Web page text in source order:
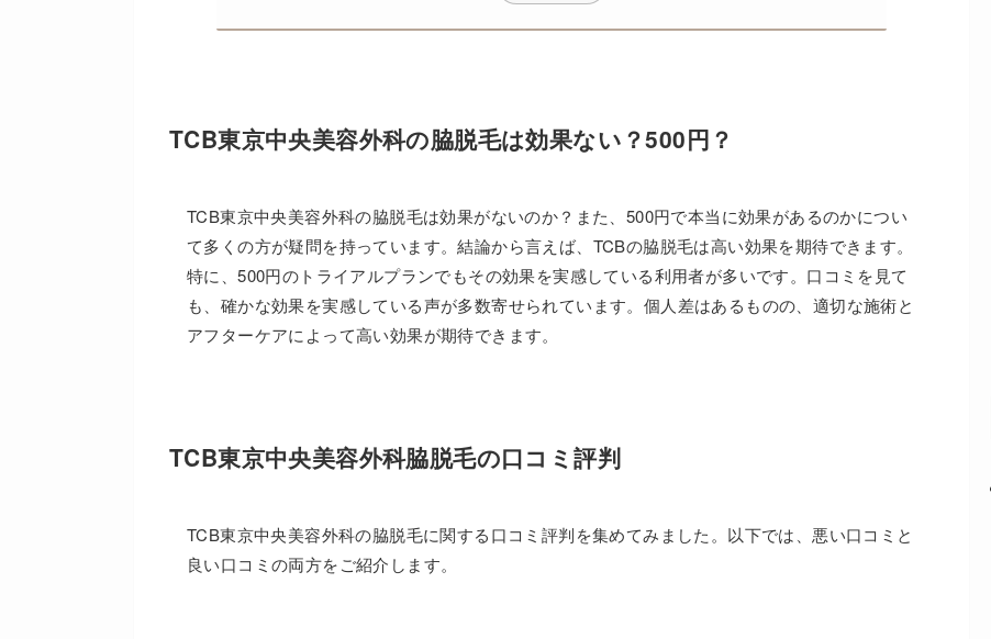
TCB東京中央美容外科の脇脱毛は効果ない？500円？
TCB東京中央美容外科の脇脱毛は効果がないのか？また、500円で本当に効果があるのかについ
て多くの方が疑問を持っています。結論から言えば、TCBの脇脱毛は高い効果を期待できます。
特に、500円のトライアルプランでもその効果を実感している利用者が多いです。口コミを見て
も、確かな効果を実感している声が多数寄せられています。個人差はあるものの、適切な施術と
アフターケアによって高い効果が期待できます。
TCB東京中央美容外科脇脱毛の口コミ評判
TCB東京中央美容外科の脇脱毛に関する口コミ評判を集めてみました。以下では、悪い口コミと
良い口コミの両方をご紹介します。